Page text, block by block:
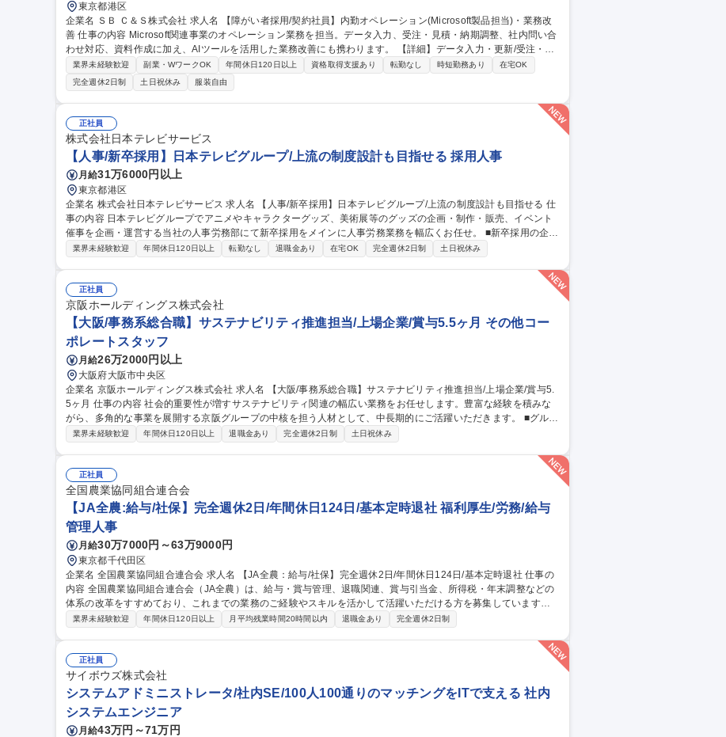
東京都港区
企業名 ＳＢ Ｃ＆Ｓ株式会社 求人名 【障がい者採用/契約社員】内勤オペレーション(Microsoft製品担当)・業務改
善 仕事の内容 Microsoft関連事業のオペレーション業務を担当。データ入力、受注・見積・納期調整、社内問い合
わせ対応、資料作成に加え、AIツールを活用した業務改善にも携わります。 【詳細】データ入力・更新/受注・見
積作成・納期調整/社内営業からの問い合わせ対応/マニュアル作成や売上データ等の資料作成/AIツール(Microsoft
Copilot、ChatGPT等)を活用したAIエージェント作成や問い合わせ対応の業務改善 【働き方】TeamsやGmailを活
用しています。障がい配慮に関する面談や在宅勤務など、無理なく柔軟に働ける環境を整えています。 募集職種
【障がい者採用/契約社員】内勤オペレーション(Microsoft製品担当)・業務改善
業界未経験歓迎 副業・WワークOK 年間休日120日以上 資格取得支援あり 転勤なし 時短勤務あり
在宅OK
完全週休2日制
土日祝休み 服装自由
正社員
株式会社日本テレビサービス
【人事/新卒採用】日本テレビグループ/上流の制度設計も目指せる 採用人事
月給31万6000円以上
東京都港区
企業名 株式会社日本テレビサービス 求人名 【人事/新卒採用】日本テレビグループ/上流の制度設計も目指せる 仕
事の内容 日本テレビグループでアニメやキャラクターグッズ、美術展等のグッズの企画・制作・販売、イベント
催事を企画・運営する当社の人事労務部にて新卒採用をメインに人事労務業務を幅広くお任せ。 ■新卒採用の企
画・運用（大学訪問、説明会の企画・実施、インターンシップ企画等） ※社内の他部署を巻き込んで、メイン担
徴】海外向けIPやグッズの売り上げなどが好調で組織も拡大中。それに伴い組織としても安定かつ成長できる組織
設計が重要。将来的には社員育成制度の企画・運用や人事制度設計もお任せ。 募集職種 【人事/新卒採用】日本テ
レビグループ/上流の制度設計も目指せる
業界未経験歓迎 年間休日120日以上 転勤なし 退職金あり 在宅OK 完全週休2日制 土日祝休み
正社員
京阪ホールディングス株式会社
【大阪/事務系総合職】サステナビリティ推進担当/上場企業/賞与5.5ヶ月 その他コー
ポレートスタッフ
月給26万2000円以上
大阪府大阪市中央区
企業名 京阪ホールディングス株式会社 求人名 【大阪/事務系総合職】サステナビリティ推進担当/上場企業/賞与5.
5ヶ月 仕事の内容 社会的重要性が増すサステナビリティ関連の幅広い業務をお任せします。豊富な経験を積みな
がら、多角的な事業を展開する京阪グループの中核を担う人材として、中長期的にご活躍いただきます。 ■グルー
プ全体のサステナビリティ、ESGに関するデータ管理、情報収集、戦略立案と推進。一例として環境経営の推進
京阪版SDGｓたる「BIOSTYLE」のグループ内外への浸透、PR ※将来的には経理や人事などの他部署への配置転
換も想定されており、幅広い事務業務へのキャリア展開が可能です。 募集職種 【大阪/事務系総合職】サステナビ
リティ推進担当/上場企業/賞与5.5ヶ月
業界未経験歓迎 年間休日120日以上 退職金あり 完全週休2日制 土日祝休み
正社員
全国農業協同組合連合会
【JA全農:給与/社保】完全週休2日/年間休日124日/基本定時退社 福利厚生/労務/給与
管理人事
月給30万7000円～63万9000円
東京都千代田区
企業名 全国農業協同組合連合会 求人名 【JA全農：給与/社保】完全週休2日/年間休日124日/基本定時退社 仕事の
内容 全国農業協同組合連合会（JA全農）は、給与・賞与管理、退職関連、賞与引当金、所得税・年末調整などの
体系の改革をすすめており、これまでの業務のご経験やスキルを活かして活躍いただける方を募集しています。
ご経験・適性・希望をもとに、以下の中から担当いただく業務を決定します。 ■給与・賞与管理業務■所得税対
年間休日124日/基本定時退社
業界未経験歓迎 年間休日120日以上 月平均残業時間20時間以内 退職金あり 完全週休2日制
正社員
サイボウズ株式会社
システムアドミニストレータ/社内SE/100人100通りのマッチングをITで支える 社内
システムエンジニア
月給43万円～71万円